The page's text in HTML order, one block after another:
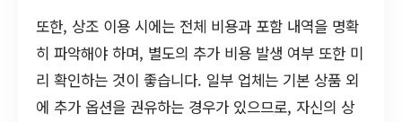
또한, 상조 이용 시에는 전체 비용과 포함 내역을 명확
히 파악해야 하며, 별도의 추가 비용 발생 여부 또한 미
리 확인하는 것이 좋습니다. 일부 업체는 기본 상품 외
에 추가 옵션을 권유하는 경우가 있으므로, 자신의 상